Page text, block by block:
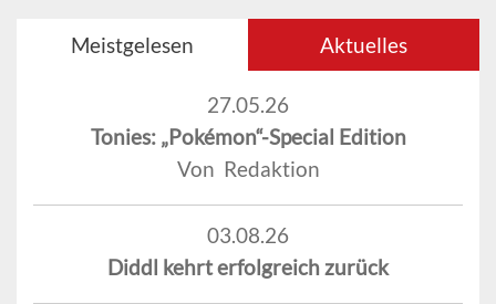
Meistgelesen Aktuelles
27.05.26
Tonies: „Pokémon“-Special Edition
Von Redaktion
03.08.26
Diddl kehrt erfolgreich zurück